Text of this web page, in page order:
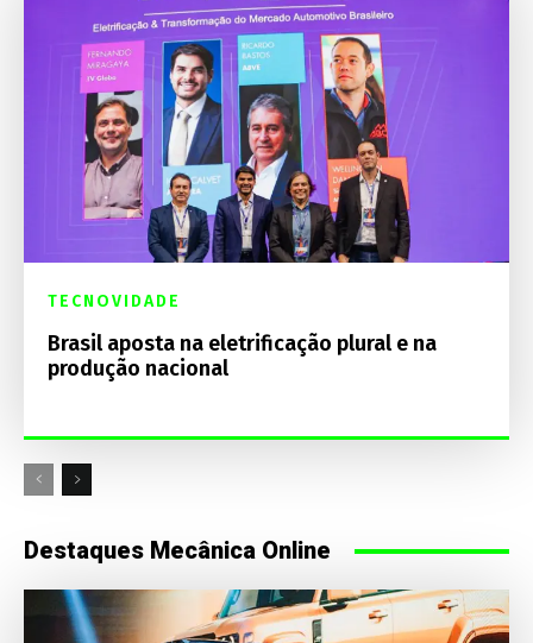
TECNOVIDADE
Brasil aposta na eletrificação plural e na
produção nacional
Destaques Mecânica Online